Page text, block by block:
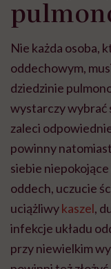
Nie każda osoba,
oddechowym,
dziedzinie
wystarczy wybrać
zaleci
powinny
siebie
oddech, uczucie
uciążliwykaszel,
infekcje układu
przy niewielkim